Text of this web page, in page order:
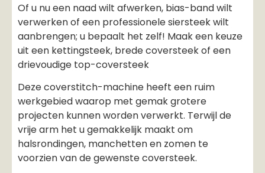
Of u nu een naad wilt afwerken, bias-band wilt
verwerken of een professionele siersteek wilt
aanbrengen; u bepaalt het zelf! Maak een keuze
uit een kettingsteek, brede coversteek of een
drievoudige top-coversteek
Deze coverstitch-machine heeft een ruim
werkgebied waarop met gemak grotere
projecten kunnen worden verwerkt. Terwijl de
vrije arm het u gemakkelijk maakt om
halsrondingen, manchetten en zomen te
voorzien van de gewenste coversteek.